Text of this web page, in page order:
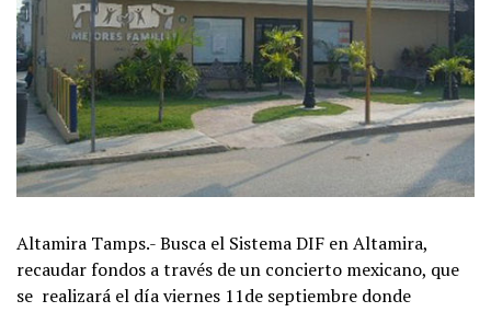
Altamira Tamps.- Busca el Sistema DIF en Altamira,
recaudar fondos a través de un concierto mexicano, que
se realizará el día viernes 11de septiembre donde